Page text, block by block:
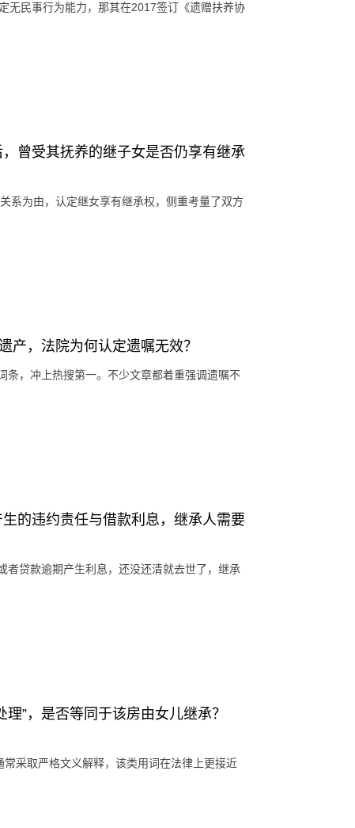
无民事行为能力，那其在2017签订《遗赠扶养协
曾受其抚养的继子女是否仍享有继承
系为由，认定继女享有继承权，侧重考量了双方
产，法院为何认定遗嘱无效？
条，冲上热搜第一。不少文章都着重强调遗嘱不
的违约责任与借款利息，继承人需要
贷款逾期产生利息，还没还清就去世了，继承
”，是否等同于该房由女儿继承？
常采取严格文义解释，该类用词在法律上更接近